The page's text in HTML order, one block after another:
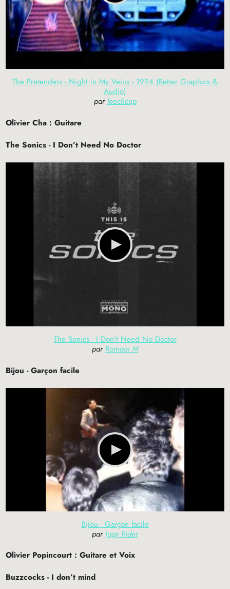
The Pretenders - Night in My Veins - 1994 (Better Graphics &
Audio)
parleechcup
Olivier Cha : Guitare
The Sonics - I Don’t Need No Doctor
The Sonics - I Don't Need No Doctor
parRomain M
Bijou - Garçon facile
Bijou - Garçon facile
parIggy Rider
Olivier Popincourt : Guitare et Voix
Buzzcocks - I don’t mind